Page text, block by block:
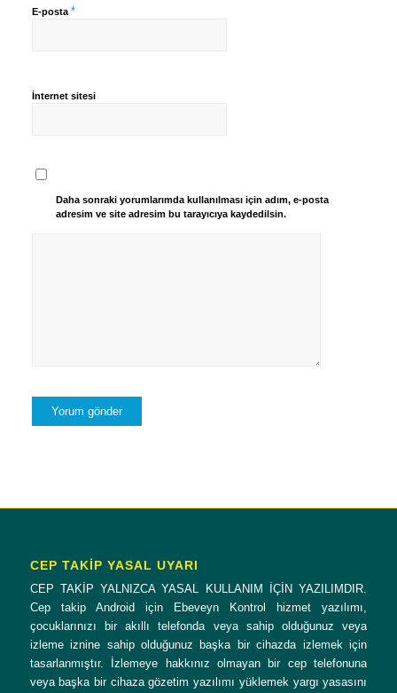
E-posta *
İnternet sitesi
Daha sonraki yorumlarımda kullanılması için adım, e-posta
adresim ve site adresim bu tarayıcıya kaydedilsin.
CEP TAKİP YASAL UYARI
CEP TAKİP YALNIZCA YASAL KULLANIM İÇİN YAZILIMDIR.
Cep takip Android için Ebeveyn Kontrol hizmet yazılımı,
çocuklarınızı bir akıllı telefonda veya sahip olduğunuz veya
izleme iznine sahip olduğunuz başka bir cihazda izlemek için
tasarlanmıştır. İzlemeye hakkınız olmayan bir cep telefonuna
veya başka bir cihaza gözetim yazılımı yüklemek yargı yasasını